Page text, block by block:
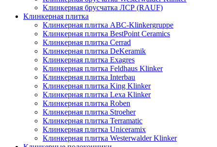
Клинкерная брусчатка ЛСР (RAUF)
Клинкерная плитка
Клинкерная плитка ABC-Klinkergruppe
Клинкерная плитка BestPoint Ceramics
Клинкерная плитка Cerrad
Клинкерная плитка DeKeramik
Клинкерная плитка Exagres
Клинкерная плитка Feldhaus Klinker
Клинкерная плитка Interbau
Клинкерная плитка King Klinker
Клинкерная плитка Lexa Klinker
Клинкерная плитка Roben
Клинкерная плитка Stroeher
Клинкерная плитка Terramatic
Клинкерная плитка Uniceramix
Клинкерная плитка Westerwalder Klinker